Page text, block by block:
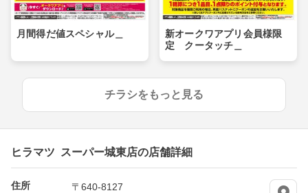
月間得だ値スペシャル＿
新オークワアプリ会員様限
定 クータッチ＿
チラシをもっと見る
ヒラマツ スーパー城東店の店舗詳細
住所
〒640-8127